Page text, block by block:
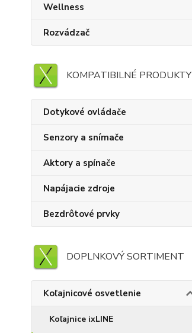
Wellness
Rozvádzač
KOMPATIBILNÉ PRODUKTY
Dotykové ovládače
Senzory a snímače
Aktory a spínače
Napájacie zdroje
Bezdrôtové prvky
DOPLNKOVÝ SORTIMENT
Koľajnicové osvetlenie
Koľajnice ixLINE